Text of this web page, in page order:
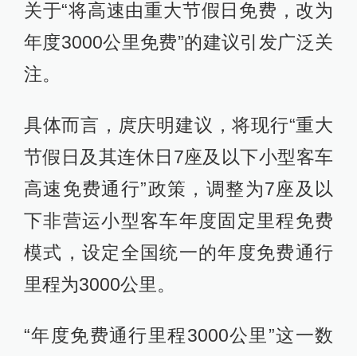
关于“将高速由重大节假日免费，改为
年度3000公里免费”的建议引发广泛关
注。
具体而言，庹庆明建议，将现行“重大
节假日及其连休日7座及以下小型客车
高速免费通行”政策，调整为7座及以
下非营运小型客车年度固定里程免费
模式，设定全国统一的年度免费通行
里程为3000公里。
“年度免费通行里程3000公里”这一数